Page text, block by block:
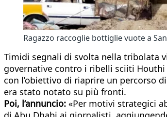
Ragazzo raccoglie bottiglie vuote a
Timidi segnali di svolta nella tribolata
governative contro i ribelli sciiti Houthi
con l’obiettivo di riaprire un percorso
era stato notato su più fronti.
Poi, l’annuncio: «Per motivi strategici